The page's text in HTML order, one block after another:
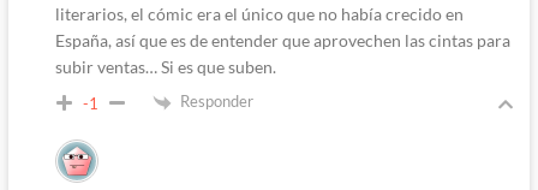
literarios, el cómic era el único que no había crecido en
España, así que es de entender que aprovechen las cintas para
subir ventas… Si es que suben.
-1 Responder